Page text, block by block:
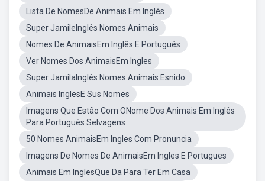
Lista De NomesDe Animais Em Inglês
Super JamileInglês Nomes Animais
Nomes De AnimaisEm Inglês E Português
Ver Nomes Dos AnimaisEm Ingles
Super JamilaInglês Nomes Animais Esnido
Animais InglesE Sus Nomes
Imagens Que Estão Com ONome Dos Animais Em Inglês
Para Português Selvagens
50 Nomes AnimaisEm Ingles Com Pronuncia
Imagens De Nomes De AnimaisEm Ingles E Portugues
Animais Em InglesQue Da Para Ter Em Casa